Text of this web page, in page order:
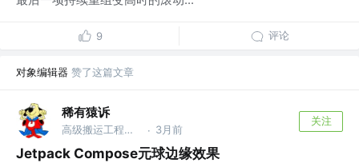
9 评论
对象编辑器 赞了这篇文章
稀有猿诉
高级搬运工程师 @稀有猿诉 · 3月前
关注
Jetpack Compose元球边缘效果